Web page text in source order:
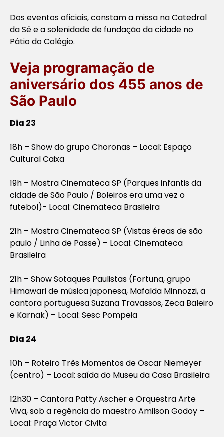
Dos eventos oficiais, constam a missa na Catedral
da Sé e a solenidade de fundação da cidade no
Pátio do Colégio.
Veja programação de
aniversário dos 455 anos de
São Paulo
Dia 23
18h – Show do grupo Choronas – Local: Espaço
Cultural Caixa
19h – Mostra Cinemateca SP (Parques infantis da
cidade de São Paulo / Boleiros era uma vez o
futebol)- Local: Cinemateca Brasileira
21h – Mostra Cinemateca SP (Vistas éreas de são
paulo / Linha de Passe) – Local: Cinemateca
Brasileira
21h – Show Sotaques Paulistas (Fortuna, grupo
Himawari de música japonesa, Mafalda Minnozzi, a
cantora portuguesa Suzana Travassos, Zeca Baleiro
e Karnak) – Local: Sesc Pompeia
Dia 24
10h – Roteiro Três Momentos de Oscar Niemeyer
(centro) – Local: saída do Museu da Casa Brasileira
12h30 – Cantora Patty Ascher e Orquestra Arte
Viva, sob a regência do maestro Amilson Godoy –
Local: Praça Victor Civita